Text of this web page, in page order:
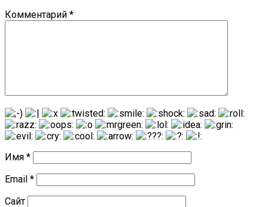
Комментарий *
Имя *
Email *
Сайт